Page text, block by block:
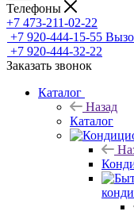
Телефоны
+7 473-211-02-22
+7 920-444-15-55
+7 920-444-32-22
Заказать звонок
Каталог
Назад
Каталог